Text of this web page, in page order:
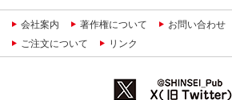
会社案内 著作権について お問い合わせ
ご注文について
リンク